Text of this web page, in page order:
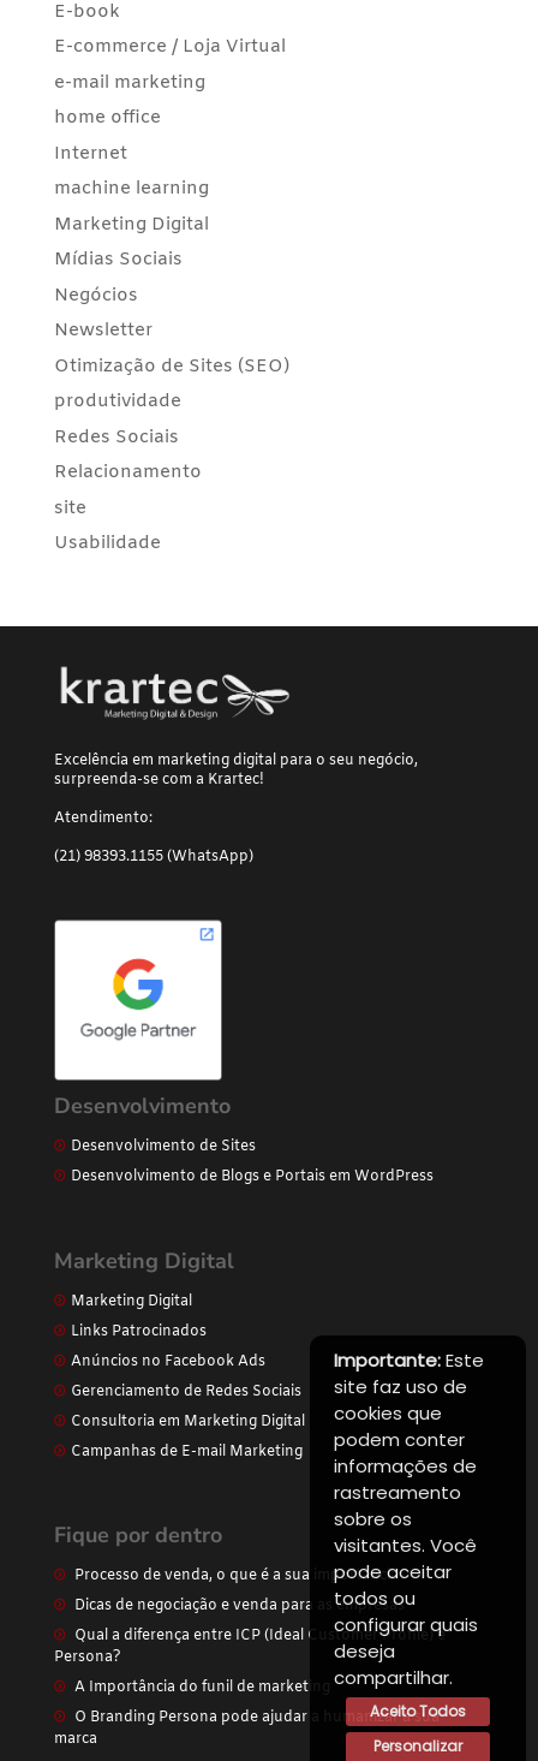
E-book
E-commerce / Loja Virtual
e-mail marketing
home office
Internet
machine learning
Marketing Digital
Mídias Sociais
Negócios
Newsletter
Otimização de Sites (SEO)
produtividade
Redes Sociais
Relacionamento
site
Usabilidade
Excelência em marketing digital para o seu negócio,
surpreenda-se com a Krartec!
Atendimento:
(21) 98393.1155 (WhatsApp)
Desenvolvimento
Desenvolvimento de Sites
Desenvolvimento de Blogs e Portais em WordPress
Marketing Digital
Marketing Digital
Links Patrocinados
Anúncios no Facebook Ads
Gerenciamento de Redes Sociais
Consultoria em Marketing Digital
Campanhas de E-mail Marketing
Fique por dentro
Processo de venda, o que é a sua importância
Dicas de negociação e venda para as empresas
Qual a diferença entre ICP (Ideal Customer Profile) e
Persona?
A Importância do funil de marketing
O Branding Persona pode ajudar a humanizar a sua
marca
Importante:Este
site faz uso de
cookies que
podem conter
informações de
rastreamento
sobre os
visitantes. Você
pode aceitar
todos ou
configurar quais
deseja
compartilhar.
Aceito Todos
Personalizar